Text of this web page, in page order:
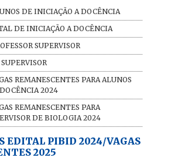
DE INICIAÇÃO A DOCÊNCIA
DE INICIAÇÃO A DOCÊNCIA
SUPERVISOR
REMANESCENTES PARA ALUNOS
2024
REMANESCENTES PARA
DE BIOLOGIA 2024
EDITAL PIBID 2024/VAGAS
2025